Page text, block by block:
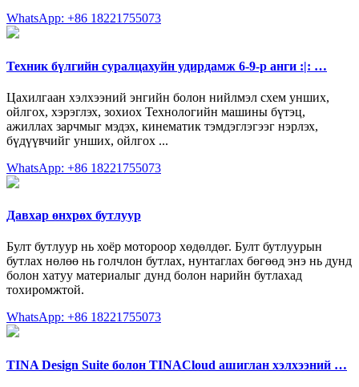
WhatsApp: +86 18221755073
Техник бүлгийн суралцахуйн удирдамж 6-9-р анги :|: …
Цахилгаан хэлхээний энгийн болон нийлмэл схем унших,
ойлгох, хэрэглэх, зохиох Технологийн машины бүтэц,
ажиллах зарчмыг мэдэх, кинематик тэмдэглэгээг нэрлэх,
бүдүүвчийг унших, ойлгох ...
WhatsApp: +86 18221755073
Давхар өнхрөх бутлуур
Булт бутлуур нь хоёр мотороор хөдөлдөг. Булт бутлуурын
бутлах нөлөө нь голчлон бутлах, нунтаглах бөгөөд энэ нь дунд
болон хатуу материалыг дунд болон нарийн бутлахад
тохиромжтой.
WhatsApp: +86 18221755073
TINA Design Suite болон TINACloud ашиглан хэлхээний …